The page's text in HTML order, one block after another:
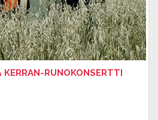
RUNOKONSERTTI